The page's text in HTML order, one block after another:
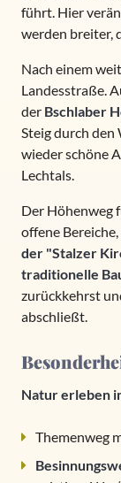
führt. Hier
werden breiter,
Nach einem
Landesstraße.
der Bschlaber
Steig durch
wieder schöne
Lechtals.
Der Höhenweg
offene
der "Stalzer
traditionelle
zurückkehrst
abschließt.
Natur erleben
Themenweg